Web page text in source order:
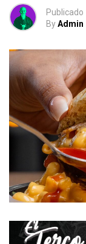
Publicado
ByAdmin